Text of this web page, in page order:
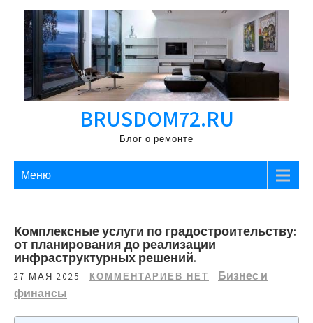
Перейти
содержимому
BRUSDOM72.RU
Блог о ремонте
Меню
Комплексные услуги по градостроительству:
от планирования до реализации
инфраструктурных решений.
27 МАЯ 2025 КОММЕНТАРИЕВ НЕТ
Бизнес и
финансы